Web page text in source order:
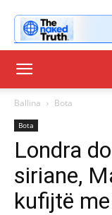
Ballina Bota
Bota
Londra
siriane,
kufijtë